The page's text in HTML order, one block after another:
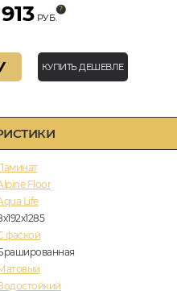
Floor
Life
фаской
РУБ.
КУПИТЬ ДЕШЕВЛЕ